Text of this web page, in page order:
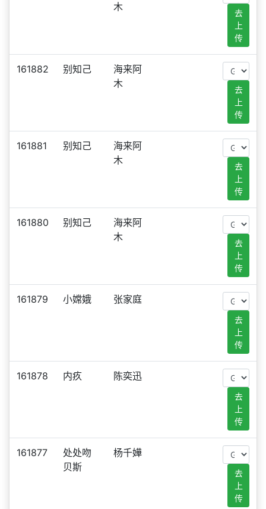
木
去
上
传
161882 别知己
海来阿
木
去
上
传
161881 别知己
海来阿
木
去
上
传
161880 别知己
海来阿
木
去
上
传
161879 小嫦娥 张家庭
去
上
传
161878 内疚 陈奕迅
去
上
传
161877
处处吻
贝斯
杨千嬅
去
上
传